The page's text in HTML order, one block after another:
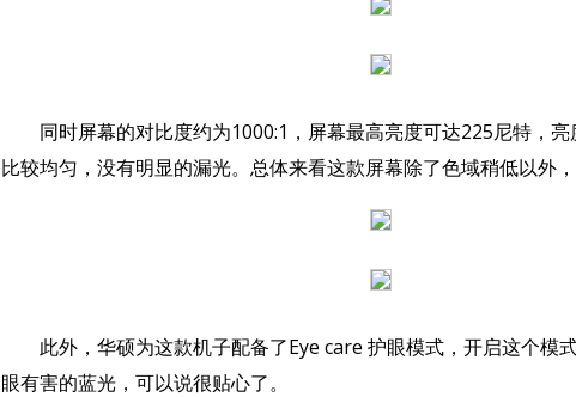
同时屏幕的对比度约为1000:1，屏幕最高亮度可达225尼特，亮
比较均匀，没有明显的漏光。总体来看这款屏幕除了色域稍低以外，
此外，华硕为这款机子配备了Eye care 护眼模式，开启这个模
眼有害的蓝光，可以说很贴心了。